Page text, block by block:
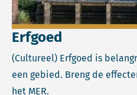
Erfgoed
(Cultureel) Erfgoed is
een gebied. Breng de
het MER.